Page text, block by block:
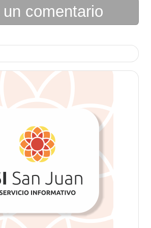
un comentario